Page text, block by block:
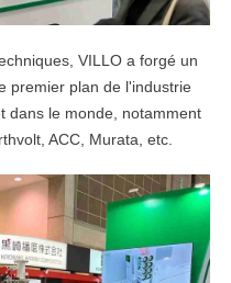
VILLO a forgé un
premier plan de l'industrie
dans le monde, notamment
ACC, Murata, etc.